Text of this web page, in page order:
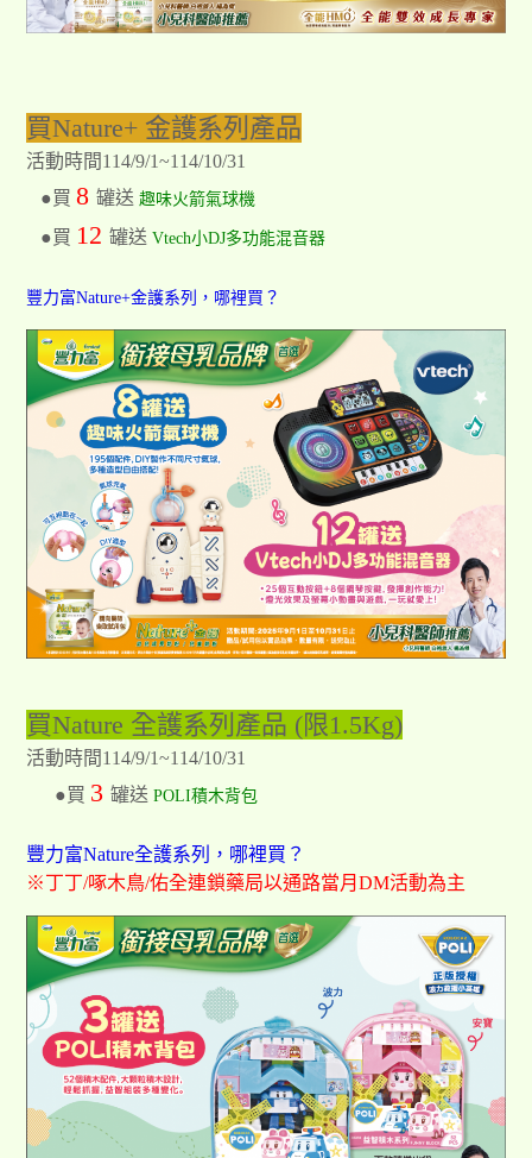
買Nature+ 金護系列產品
活動時間114/9/1~114/10/31
●買8罐送趣味火箭氣球機
●買 12罐送Vtech小DJ多功能混音器
豐力富Nature+金護系列，哪裡買？
買Nature 全護系列產品 (限1.5Kg)
活動時間114/9/1~114/10/31
●買 3罐送POLI積木背包
豐力富Nature全護系列，哪裡買？
※丁丁/啄木鳥/佑全連鎖藥局以通路當月DM活動為主